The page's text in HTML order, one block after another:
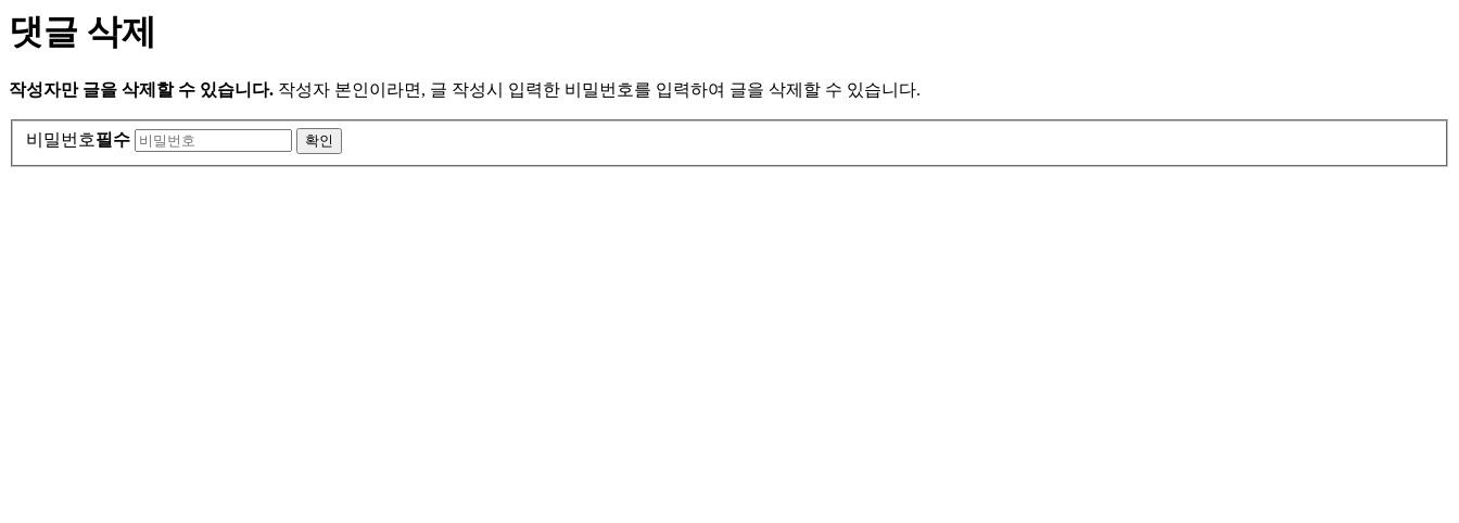
댓글 삭제
작성자만 글을 삭제할 수 있습니다. 작성자 본인이라면, 글 작성시 입력한 비밀번호를 입력하여 글을 삭제할 수 있습니다.
비밀번호필수